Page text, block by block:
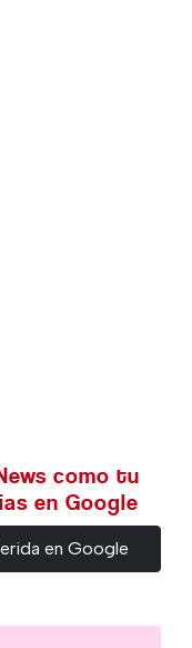
como tu
en Google
en Google